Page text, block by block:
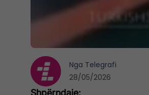
Nga Telegrafi
28/05/2026